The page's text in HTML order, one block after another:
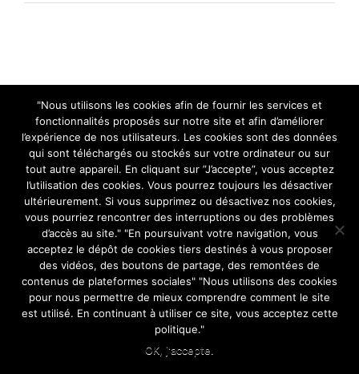
Copyright 2015 - LS Concept sprl | Tous droits réservés | Un site web
parCultureWeb
"Nous utilisons les cookies afin de fournir les services et
fonctionnalités proposés sur notre site et afin d’améliorer
l’expérience de nos utilisateurs. Les cookies sont des données
qui sont téléchargés ou stockés sur votre ordinateur ou sur
tout autre appareil. En cliquant sur ”J’accepte”, vous acceptez
l’utilisation des cookies. Vous pourrez toujours les désactiver
ultérieurement. Si vous supprimez ou désactivez nos cookies,
vous pourriez rencontrer des interruptions ou des problèmes
d’accès au site." "En poursuivant votre navigation, vous
acceptez le dépôt de cookies tiers destinés à vous proposer
des vidéos, des boutons de partage, des remontées de
contenus de plateformes sociales" "Nous utilisons des cookies
pour nous permettre de mieux comprendre comment le site
est utilisé. En continuant à utiliser ce site, vous acceptez cette
politique."
OK, j'accepte.